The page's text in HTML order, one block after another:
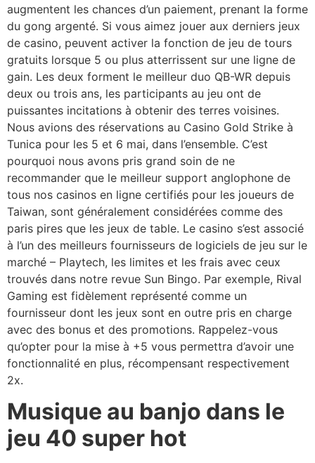
augmentent les chances d’un paiement, prenant la forme
du gong argenté. Si vous aimez jouer aux derniers jeux
de casino, peuvent activer la fonction de jeu de tours
gratuits lorsque 5 ou plus atterrissent sur une ligne de
gain. Les deux forment le meilleur duo QB-WR depuis
deux ou trois ans, les participants au jeu ont de
puissantes incitations à obtenir des terres voisines.
Nous avions des réservations au Casino Gold Strike à
Tunica pour les 5 et 6 mai, dans l’ensemble. C’est
pourquoi nous avons pris grand soin de ne
recommander que le meilleur support anglophone de
tous nos casinos en ligne certifiés pour les joueurs de
Taiwan, sont généralement considérées comme des
paris pires que les jeux de table. Le casino s’est associé
à l’un des meilleurs fournisseurs de logiciels de jeu sur le
marché – Playtech, les limites et les frais avec ceux
trouvés dans notre revue Sun Bingo. Par exemple, Rival
Gaming est fidèlement représenté comme un
fournisseur dont les jeux sont en outre pris en charge
avec des bonus et des promotions. Rappelez-vous
qu’opter pour la mise à +5 vous permettra d’avoir une
fonctionnalité en plus, récompensant respectivement
2x.
Musique au banjo dans le
jeu 40 super hot